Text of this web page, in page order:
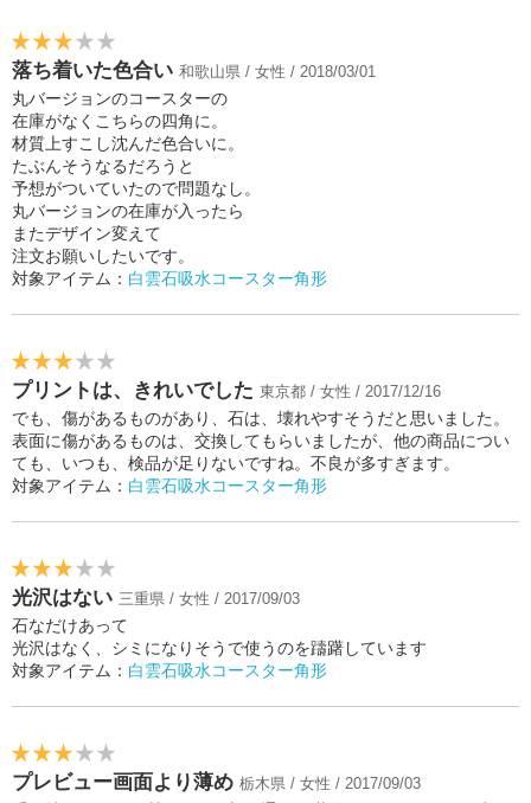
落ち着いた色合い 和歌山県 / 女性 / 2018/03/01
丸バージョンのコースターの
在庫がなくこちらの四角に。
材質上すこし沈んだ色合いに。
たぶんそうなるだろうと
予想がついていたので問題なし。
丸バージョンの在庫が入ったら
またデザイン変えて
注文お願いしたいです。
対象アイテム： 白雲石吸水コースター角形
プリントは、きれいでした 東京都 / 女性 / 2017/12/16
でも、傷があるものがあり、石は、壊れやすそうだと思いました。
表面に傷があるものは、交換してもらいましたが、他の商品につい
ても、いつも、検品が足りないですね。不良が多すぎます。
対象アイテム： 白雲石吸水コースター角形
光沢はない 三重県 / 女性 / 2017/09/03
石なだけあって
光沢はなく、シミになりそうで使うのを躊躇しています
対象アイテム： 白雲石吸水コースター角形
プレビュー画面より薄め 栃木県 / 女性 / 2017/09/03